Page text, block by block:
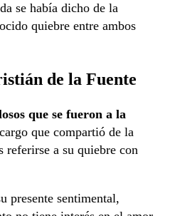
se había dicho de la
quiebre entre ambos
de la Fuente
que se fueron a la
que compartió de la
referirse a su quiebre con
presente sentimental,